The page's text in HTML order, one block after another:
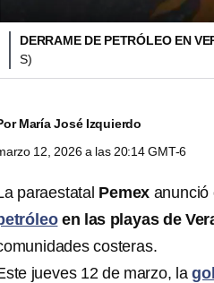
DERRAME DE PETRÓLEO EN
S)
María José Izquierdo
12, 2026 a las 20:14 GMT-6
paraestatal Pemex
en las playas de
costeras.
jueves 12 de marzo, la